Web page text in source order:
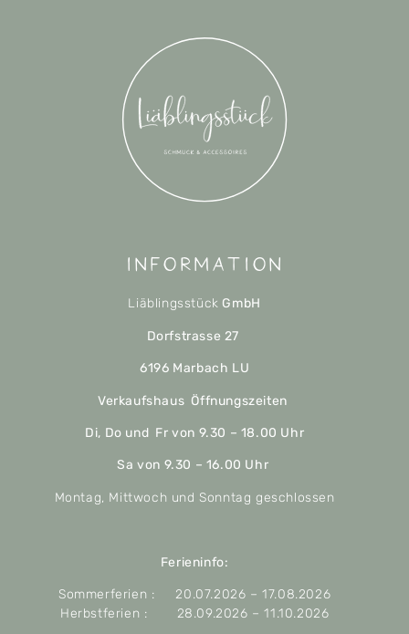
Information
Liäblingsstück GmbH
Dorfstrasse 27
6196 Marbach LU
Verkaufshaus Öffnungszeiten
Di, Do und Fr von 9.30 – 18.00 Uhr
Sa von 9.30 – 16.00 Uhr
Montag, Mittwoch und Sonntag geschlossen
Ferieninfo:
Sommerferien : 20.07.2026 – 17.08.2026
Herbstferien : 28.09.2026 – 11.10.2026